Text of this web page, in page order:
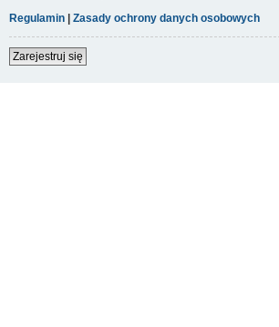
Regulamin | Zasady ochrony danych osobowych
Zarejestruj się